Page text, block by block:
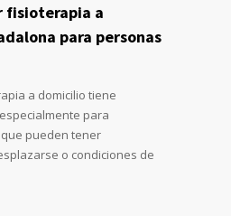
fisioterapia a
para personas
a domicilio tiene
para
pueden tener
o condiciones de